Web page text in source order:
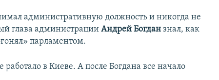
административную должность и никогда не
глава администрацииАндрей Богдан знал, как
парламентом.
в Киеве. А после Богдана все начало